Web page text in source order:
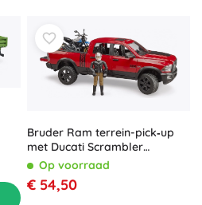
Bruder Ram terrein-pick‑up
met Ducati Scrambler
motorfiets en figuur
Op voorraad
€ 54,50